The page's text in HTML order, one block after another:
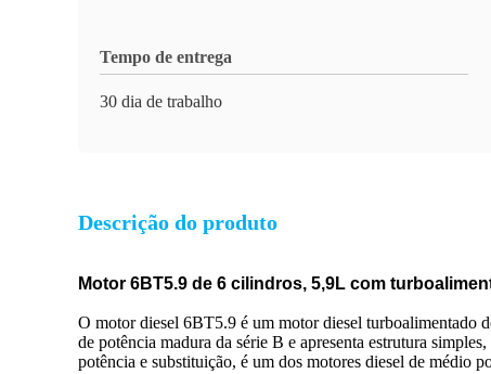
Tempo de entrega
30 dia de trabalho
Descrição do produto
Motor 6BT5.9 de 6 cilindros, 5,9L com
O motor diesel 6BT5.9 é um motor diesel turboalimentado
de potência madura da série B e apresenta estrutura
potência e substituição, é um dos motores diesel de médio